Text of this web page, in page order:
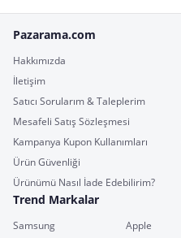
Pazarama.com
Hakkımızda
İletişim
Satıcı Sorularım & Taleplerim
Mesafeli Satış Sözleşmesi
Kampanya Kupon Kullanımları
Ürün Güvenliği
Ürünümü Nasıl İade Edebilirim?
Trend Markalar
Samsung Apple